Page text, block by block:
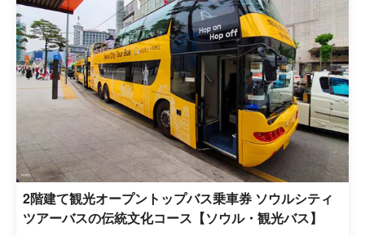
2階建て観光オープントップバス乗車券 ソウルシティ
ツアーバスの伝統文化コース【ソウル・観光バス】